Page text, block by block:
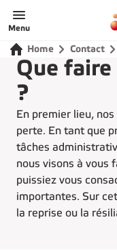
Menu
Home Contact
Que faire
?
En premier lieu,
perte. En tant que
tâches
nous visons à vous
puissiez vous
importantes. Sur
la reprise ou la